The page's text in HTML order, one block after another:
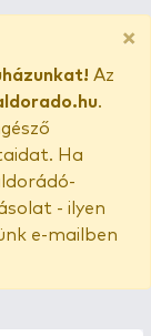
×
Az
.
Ha
- ilyen
e-mailben